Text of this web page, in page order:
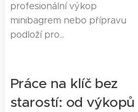
profesionální výkop
minibagrem nebo přípravu
podloží pro...
Práce na klíč bez
starostí: od výkopů